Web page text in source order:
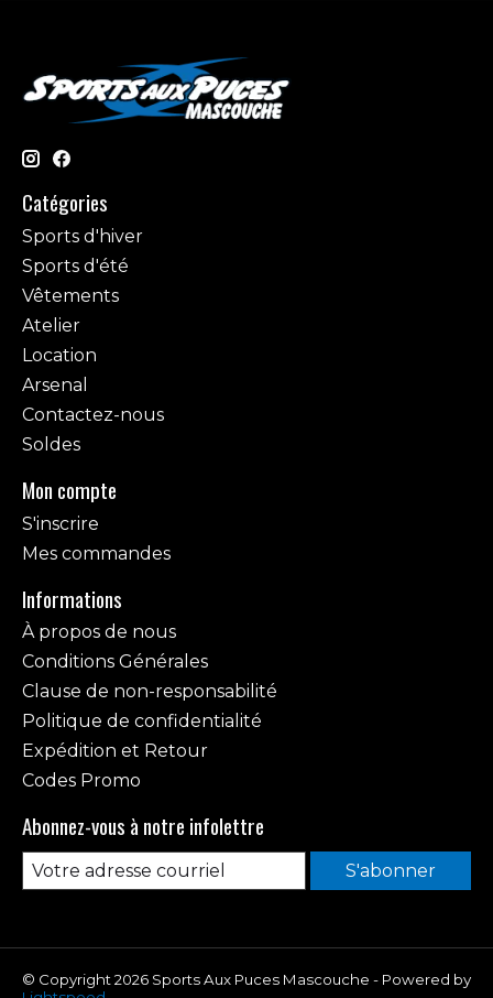
Catégories
Sports d'hiver
Sports d'été
Vêtements
Atelier
Location
Arsenal
Contactez-nous
Soldes
Mon compte
S'inscrire
Mes commandes
Informations
À propos de nous
Conditions Générales
Clause de non-responsabilité
Politique de confidentialité
Expédition et Retour
Codes Promo
Abonnez-vous à notre infolettre
S'abonner
© Copyright 2026 Sports Aux Puces Mascouche - Powered by